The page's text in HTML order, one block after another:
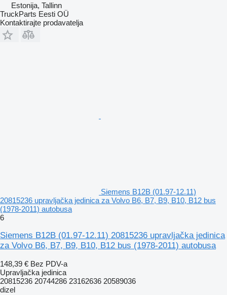
Estonija, Tallinn
TruckParts Eesti OÜ
Kontaktirajte prodavatelja
Siemens B12B (01.97-12.11)
20815236 upravljačka jedinica za Volvo B6, B7, B9, B10, B12 bus
(1978-2011) autobusa
6
Siemens B12B (01.97-12.11) 20815236 upravljačka jedinica
za Volvo B6, B7, B9, B10, B12 bus (1978-2011) autobusa
148,39 € Bez PDV-a
Upravljačka jedinica
20815236 20744286 23162636 20589036
dizel